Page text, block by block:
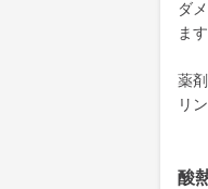
ダ
ま
薬
リ
酸